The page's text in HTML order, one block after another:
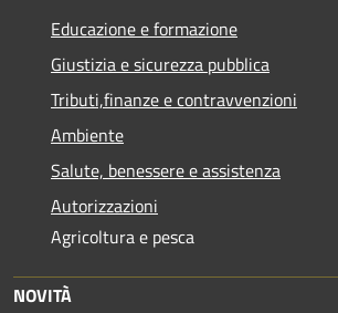
Educazione e formazione
Giustizia e sicurezza pubblica
Tributi,finanze e contravvenzioni
Ambiente
Salute, benessere e assistenza
Autorizzazioni
Agricoltura e pesca
NOVITÀ